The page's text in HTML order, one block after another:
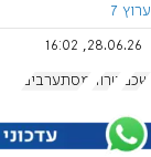
ערוץ 7
28.06.26, 16:02
שכם טרור מסתערבים